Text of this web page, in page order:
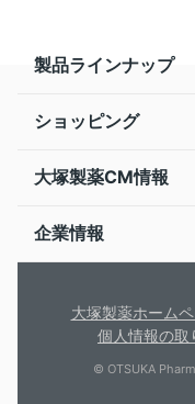
製品ラインナップ
ショッピング
大塚製薬CM情報
企業情報
大塚製薬ホーム
個人情報の取
© OTSUKA